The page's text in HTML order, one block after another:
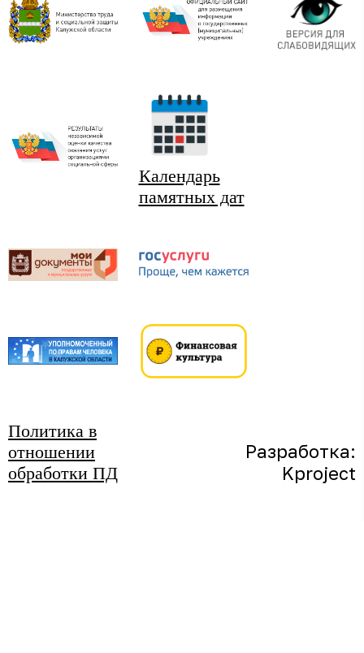
Календарь
памятных дат
Политика в
отношении
обработки ПД
Разработка:
Kproject